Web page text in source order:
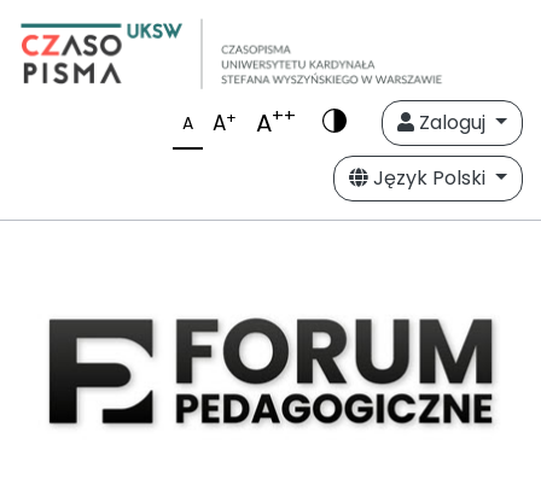
A A+ A++
Zaloguj
Język Polski